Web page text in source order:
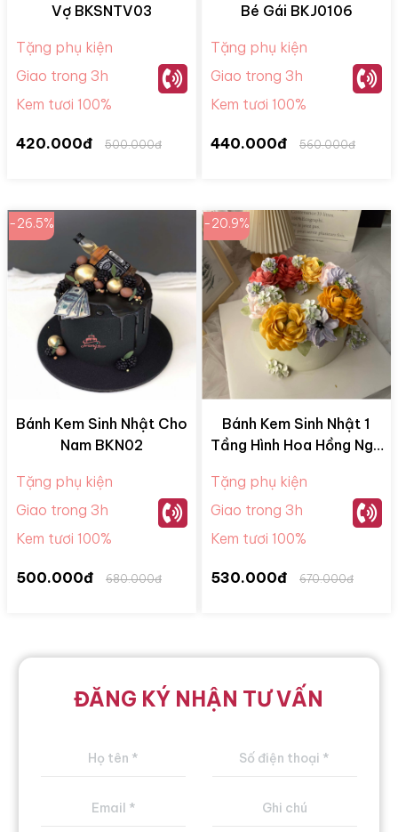
Vợ BKSNTV03
Tặng phụ kiện
Giao trong 3h
Kem tươi 100%
420.000đ 500.000đ
Bé Gái BKJ0106
Tặng phụ kiện
Giao trong 3h
Kem tươi 100%
440.000đ 560.000đ
-26.5%
Bánh Kem Sinh Nhật Cho
Nam BKN02
Tặng phụ kiện
Giao trong 3h
Kem tươi 100%
500.000đ 680.000đ
-20.9%
Bánh Kem Sinh Nhật 1
Tầng Hình Hoa Hồng Ngũ
Tặng phụ kiện
Giao trong 3h
Kem tươi 100%
530.000đ 670.000đ
ĐĂNG KÝ NHẬN TƯ VẤN